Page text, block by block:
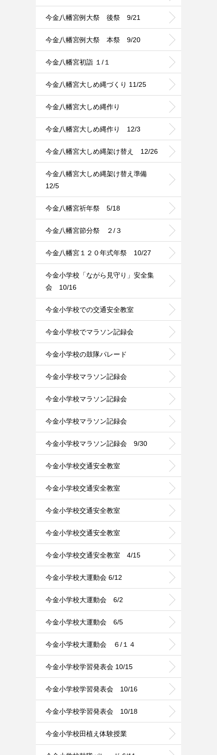
今金八幡宮例大祭 後祭 9/21
今金八幡宮例大祭 本祭 9/20
今金八幡宮初詣 １/１
今金八幡宮大しめ縄づくり 11/25
今金八幡宮大しめ縄作り
今金八幡宮大しめ縄作り 12/3
今金八幡宮大しめ縄架け替え 12/26
今金八幡宮大しめ縄架け替え準備
12/5
今金八幡宮祈年祭 5/18
今金八幡宮節分祭 ２/３
今金八幡宮１２０年式年祭 10/27
今金小学校「ながら見守り」安全集
会 10/16
今金小学校での交通安全教室
今金小学校でマラソン記録会
今金小学校の鼓隊パレード
今金小学校マラソン記録会
今金小学校マラソン記録会
今金小学校マラソン記録会
今金小学校マラソン記録会 9/30
今金小学校交通安全教室
今金小学校交通安全教室
今金小学校交通安全教室
今金小学校交通安全教室
今金小学校交通安全教室 4/15
今金小学校大運動会 6/12
今金小学校大運動会 6/2
今金小学校大運動会 6/5
今金小学校大運動会 ６/１４
今金小学校学習発表会 10/15
今金小学校学習発表会 10/16
今金小学校学習発表会 10/18
今金小学校田植え体験授業